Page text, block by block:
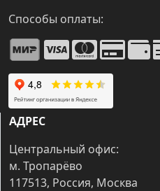
Способы оплаты:
АДРЕС
Центральный офис:
м. Тропарёво
117513, Россия, Москва